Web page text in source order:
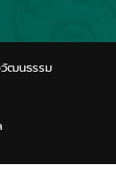
ฒนธรรม